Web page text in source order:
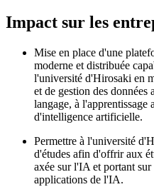
Impact sur les
Mise en place d'une
moderne et distribuée
l'université d'Hirosaki en
et de gestion des données
langage, à l'apprentissage
d'intelligence artificielle.
Permettre à l'université
d'études afin d'offrir aux
axée sur l'IA et portant
applications de l'IA.